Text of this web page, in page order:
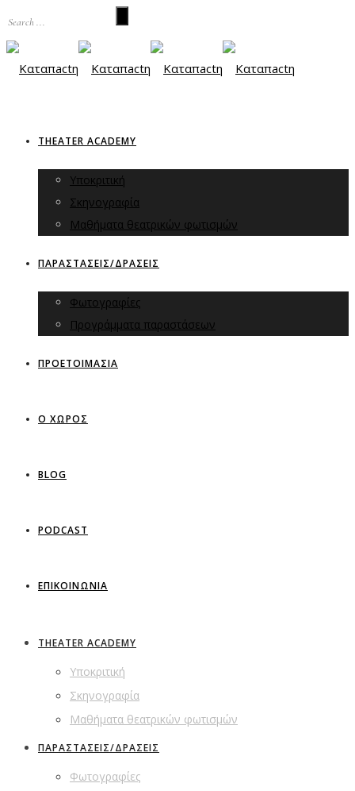
THEATER ACADEMY
Υποκριτική
Σκηνογραφία
Μαθήματα θεατρικών φωτισμών
ΠΑΡΑΣΤΑΣΕΙΣ/ΔΡΑΣΕΙΣ
Φωτογραφίες
Προγράμματα παραστάσεων
ΠΡΟΕΤΟΙΜΑΣΙΑ
Ο ΧΩΡΟΣ
BLOG
PODCAST
ΕΠΙΚΟΙΝΩΝΙΑ
THEATER ACADEMY
Υποκριτική
Σκηνογραφία
Μαθήματα θεατρικών φωτισμών
ΠΑΡΑΣΤΑΣΕΙΣ/ΔΡΑΣΕΙΣ
Φωτογραφίες